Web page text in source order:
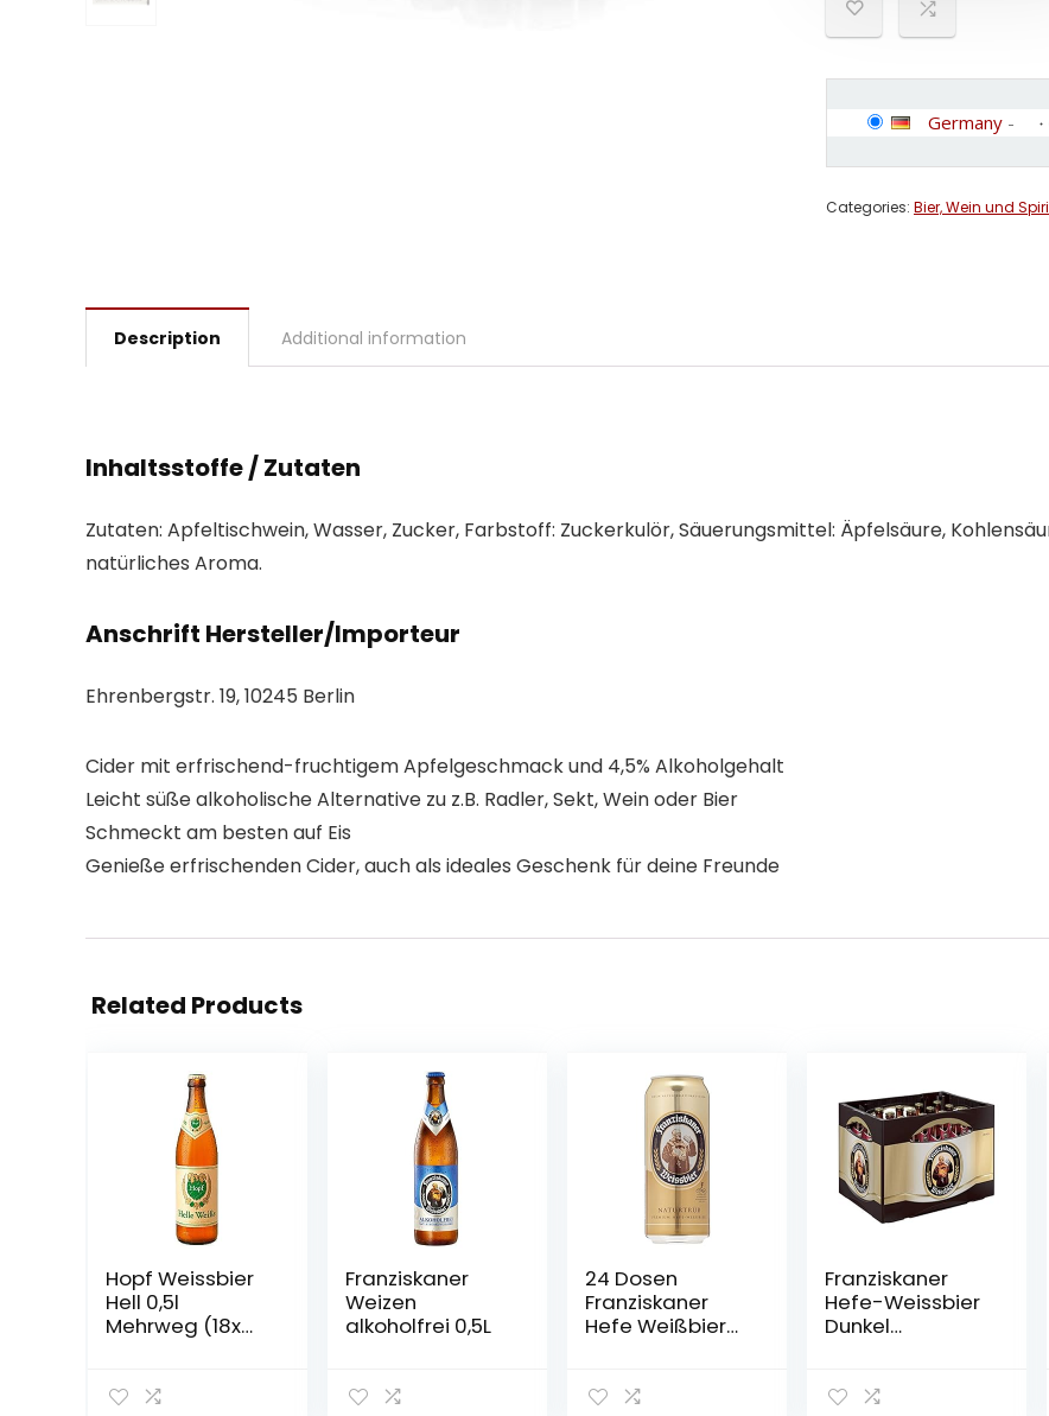
Germany -
Categories: Bier, Wein und
Description Additional information
Inhaltsstoffe / Zutaten
Zutaten: Apfeltischwein, Wasser, Zucker, Farbstoff: Zuckerkulör, Säuerungsmittel: Äpfelsäure,
natürliches Aroma.
Anschrift Hersteller/Importeur
Ehrenbergstr. 19, 10245 Berlin
Cider mit erfrischend-fruchtigem Apfelgeschmack und 4,5% Alkoholgehalt
Leicht süße alkoholische Alternative zu z.B. Radler, Sekt, Wein oder Bier
Schmeckt am besten auf Eis
Genieße erfrischenden Cider, auch als ideales Geschenk für deine Freunde
Related Products
Hopf Weissbier
Hell 0,5l
Mehrweg (18x
Franziskaner
Weizen
alkoholfrei 0,5L
24 Dosen
Franziskaner
Hefe Weißbier
6.00€ EINWEG
Franziskaner
Hefe-Weissbier
Dunkel
0.5 l) im Kasten,